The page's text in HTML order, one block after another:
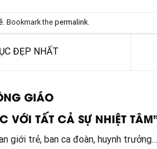
. Bookmark the permalink.
ĐẸP NHẤT
GIÁO
VỚI TẤT CẢ SỰ NHIỆT
giới trẻ, ban ca đoàn, huynh